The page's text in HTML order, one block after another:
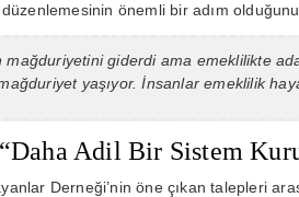
önemli bir adım
mağduriyetini giderdi ama emeklilikte
yaşıyor. İnsanlar emeklilik
Adil Bir Sistem
Derneği’nin öne çıkan talepleri